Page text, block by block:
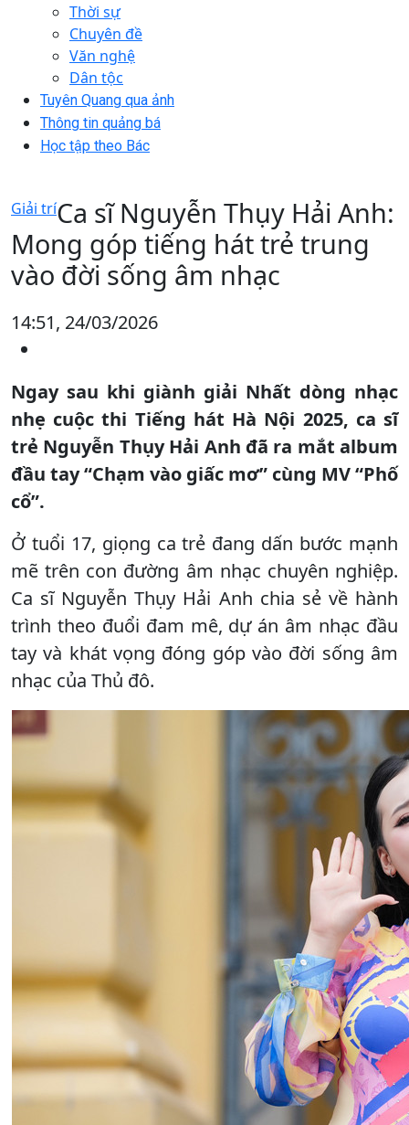
Thời sự
Chuyên đề
Văn nghệ
Dân tộc
Tuyên Quang qua ảnh
Thông tin quảng bá
Học tập theo Bác
Giải tríCa sĩ Nguyễn Thụy Hải Anh:
Mong góp tiếng hát trẻ trung
vào đời sống âm nhạc
14:51, 24/03/2026
Ngay sau khi giành giải Nhất dòng nhạc
nhẹ cuộc thi Tiếng hát Hà Nội 2025, ca sĩ
trẻ Nguyễn Thụy Hải Anh đã ra mắt album
đầu tay “Chạm vào giấc mơ” cùng MV “Phố
cổ”.
Ở tuổi 17, giọng ca trẻ đang dấn bước mạnh
mẽ trên con đường âm nhạc chuyên nghiệp.
Ca sĩ Nguyễn Thụy Hải Anh chia sẻ về hành
trình theo đuổi đam mê, dự án âm nhạc đầu
tay và khát vọng đóng góp vào đời sống âm
nhạc của Thủ đô.